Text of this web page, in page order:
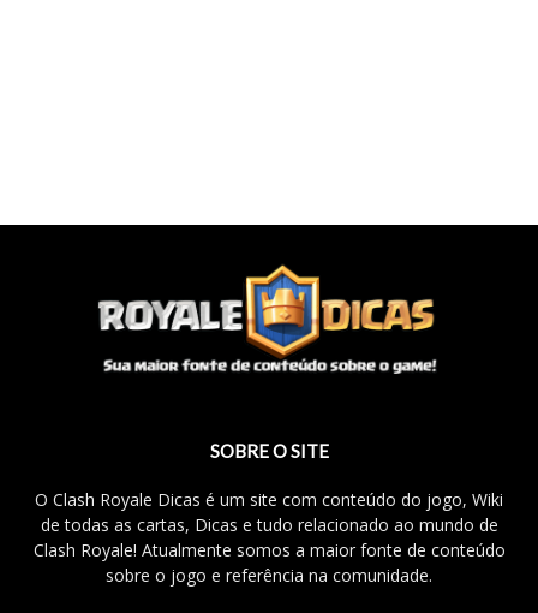
SOBRE O SITE
O Clash Royale Dicas é um site com conteúdo do jogo, Wiki
de todas as cartas, Dicas e tudo relacionado ao mundo de
Clash Royale! Atualmente somos a maior fonte de conteúdo
sobre o jogo e referência na comunidade.